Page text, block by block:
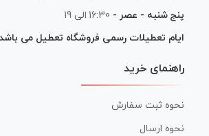
پنج شنبه - عصر - 16:30 الی 19
ایام تعطیلات رسمی فروشگاه تعطیل می باشد
راهنمای خرید
نحوه ثبت سفارش
نحوه ارسال